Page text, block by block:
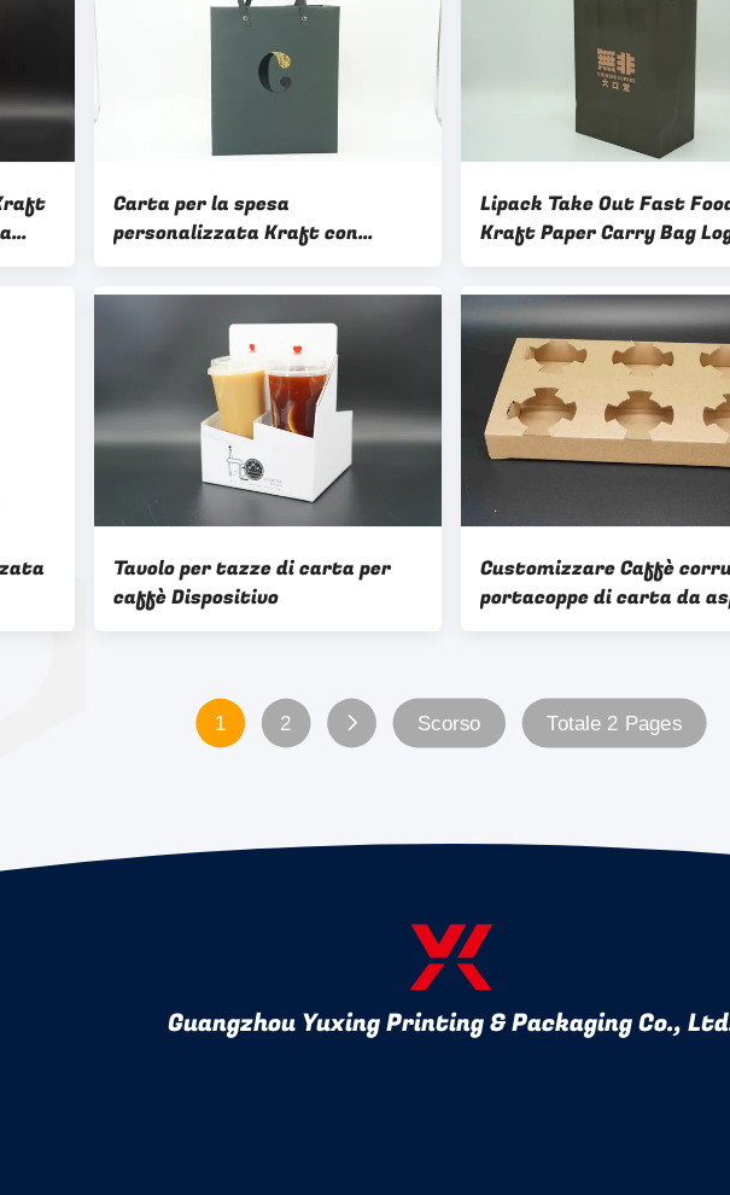
Carta per la spesa
personalizzata Kraft con
sacchetto regalo per
compleanno
Lipack Take Out Fast
Kraft Paper Carry Bag
personalizzato Tasse di
da asporto
Tavolo per tazze di carta per
caffè Dispositivo
Customizzare Caffè
portacoppe di carta da
portacoppe di carta
1 2 Scorso Totale 2 Pages
Guangzhou Yuxing Printing & Packaging Co.,